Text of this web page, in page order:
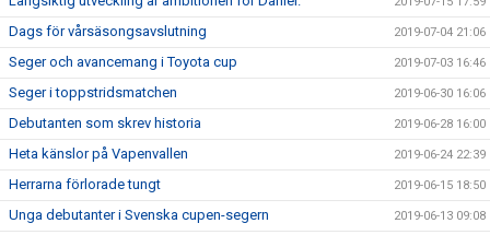
Dags för vårsäsongsavslutning 2019-07-04 21:06
Seger och avancemang i Toyota cup 2019-07-03 16:46
Seger i toppstridsmatchen 2019-06-30 16:06
Debutanten som skrev historia 2019-06-28 16:00
Heta känslor på Vapenvallen 2019-06-24 22:39
Herrarna förlorade tungt 2019-06-15 18:50
Unga debutanter i Svenska cupen-segern 2019-06-13 09:08